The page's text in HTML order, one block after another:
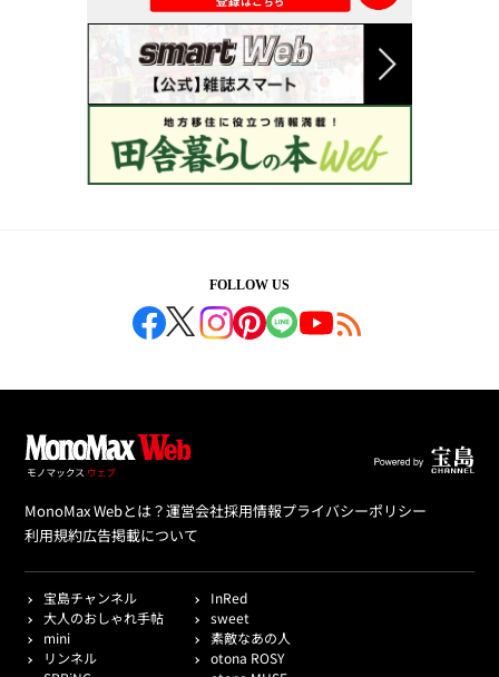
FOLLOW US
MonoMax Webとは？運営会社採用情報プライバシーポリシー
利用規約広告掲載について
宝島チャンネル
InRed
大人のおしゃれ手帖
sweet
mini
素敵なあの人
リンネル
otona ROSY